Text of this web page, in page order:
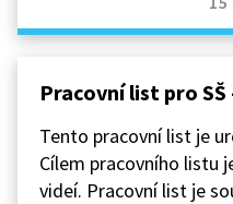
Pracovní list pro
Tento pracovní list je
Cílem pracovního listu
videí. Pracovní list je